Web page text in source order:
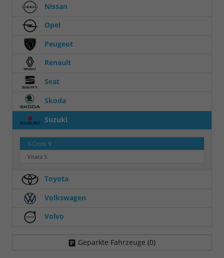
Nissan
Opel
Peugeot
Renault
Seat
Skoda
Suzuki
S-Cross 9
Vitara 5
Toyota
Volkswagen
Volvo
Geparkte Fahrzeuge (0)